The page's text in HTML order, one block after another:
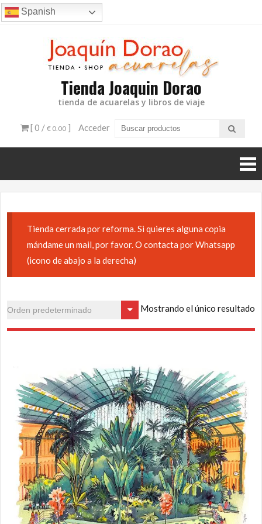
Ir
al
Spanish
Tienda Joaquin Dorao
tienda de acuarelas y libros de viaje
[ 0 / € 0.00] Acceder
Tienda cerrada por reforma. Si quieres alguna copia
mándame un mail, por favor. O contacta por Whatsapp
(icono de abajo a la derecha)
Mostrando el único resultado